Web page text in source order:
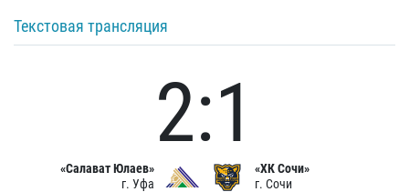
Текстовая трансляция
«Салават Юлаев»
г. Уфа
2:1
«ХК Сочи»
г. Сочи